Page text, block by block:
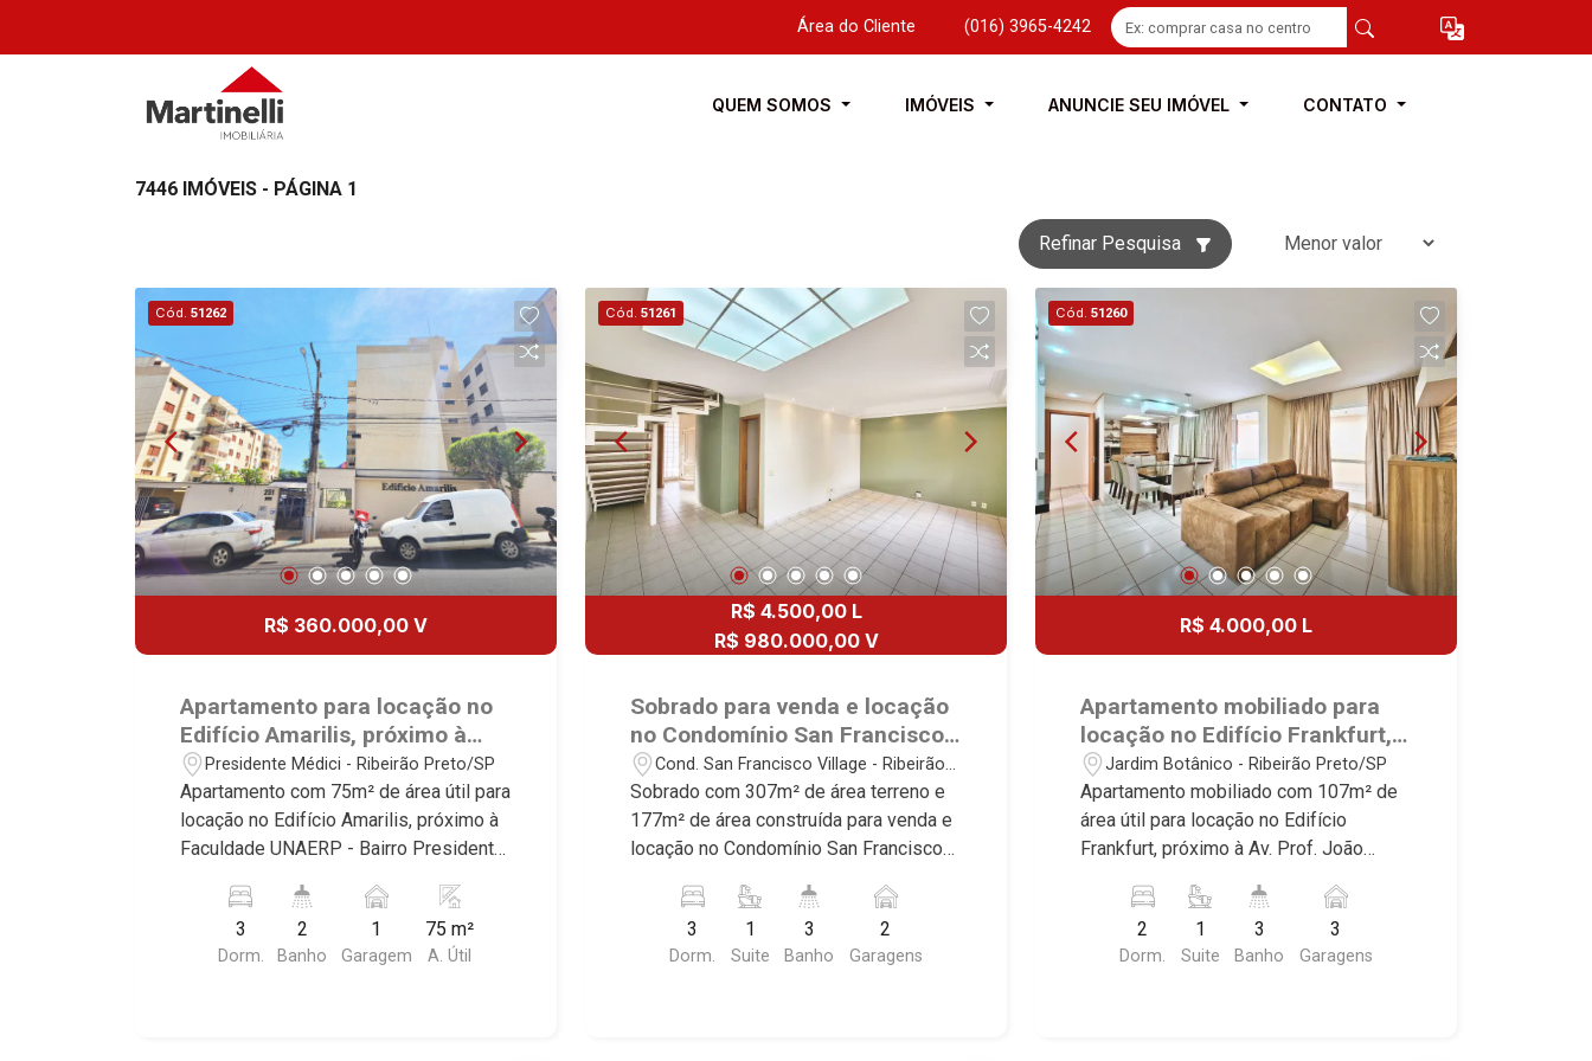
Área do Cliente (016) 3965-4242
QUEM SOMOS IMÓVEIS ANUNCIE SEU IMÓVEL CONTATO
7446 IMÓVEIS - PÁGINA 1
Refinar Pesquisa
Cód. 51262
R$ 360.000,00 V
Apartamento para locação no
Edifício Amarilis, próximo à
Faculdade UNAERP - Ribeirão
Preto/SP.
Presidente Médici - Ribeirão Preto/SP
Apartamento com 75m² de área útil para
locação no Edifício Amarilis, próximo à
Faculdade UNAERP - Bairro Presidente
características deste imóvel que a
Martinelli Imobiliária selecionou para
você: - 75m² de área útil - 3 dormitórios
3
Dorm.
2
Banho
1
Garagem
75 m²
A. Útil
Cód. 51261
R$ 4.500,00 L
R$ 980.000,00 V
Sobrado para venda e locação
no Condomínio San Francisco
Village, próximo ao Parque
Carlos Raya - Ribeirão
Preto/SP.
Cond. San Francisco Village - Ribeirão
Preto/SP
Sobrado com 307m² de área terreno e
177m² de área construída para venda e
locação no Condomínio San Francisco
- Bairro Cond. San Francisco Village,
Ribeirão Preto/SP. Conheça as
características deste imóvel que a
3
Dorm.
1
Suite
3
Banho
2
Garagens
Cód. 51260
R$ 4.000,00 L
Apartamento mobiliado para
locação no Edifício Frankfurt,
próximo à Av. Prof. João Fiúsa
- Ribeirão Preto/SP.
Jardim Botânico - Ribeirão Preto/SP
Apartamento mobiliado com 107m² de
área útil para locação no Edifício
Frankfurt, próximo à Av. Prof. João
Preto/SP. Conheça as características
deste imóvel que a Martinelli
Imobiliária selecionou para você: -
2
Dorm.
1
Suite
3
Banho
3
Garagens